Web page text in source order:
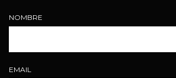
NOMBRE
EMAIL